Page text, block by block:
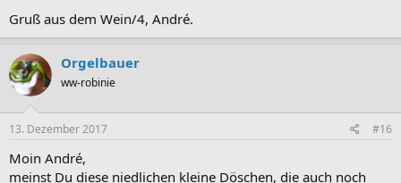
Gruß aus dem Wein/4, André.
Orgelbauer
ww-robinie
13. Dezember 2017 #16
Moin André,
meinst Du diese niedlichen kleine Döschen, die auch noch